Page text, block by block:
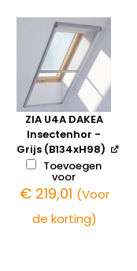
ZIA U4A DAKEA
Insectenhor -
Grijs (B134xH98)
Toevoegen
voor
€ 219,01 (Voor
de korting)